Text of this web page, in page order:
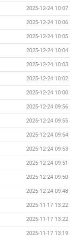
2025-12-24 10:07
2025-12-24 10:06
2025-12-24 10:05
2025-12-24 10:04
2025-12-24 10:03
2025-12-24 10:02
2025-12-24 10:00
2025-12-24 09:56
2025-12-24 09:55
2025-12-24 09:54
2025-12-24 09:53
2025-12-24 09:51
2025-12-24 09:50
2025-12-24 09:48
2025-11-17 13:22
2025-11-17 13:22
2025-11-17 13:19